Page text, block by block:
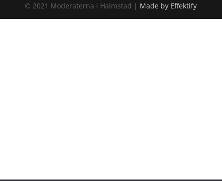
© 2021 Moderaterna i Halmstad | Made by Effektify